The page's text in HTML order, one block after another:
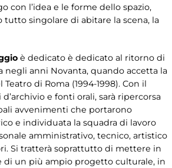
con l’idea e le forme dello spazio,
singolare di abitare la scena, la
è dedicato è dedicato al ritorno di
negli anni Novanta, quando accetta la
di Roma (1994-1998). Con il
e fonti orali, sarà ripercorsa
avvenimenti che portarono
e individuata la squadra di lavoro
amministrativo, tecnico, artistico
Si tratterà soprattutto di mettere in
di un più ampio progetto culturale, in